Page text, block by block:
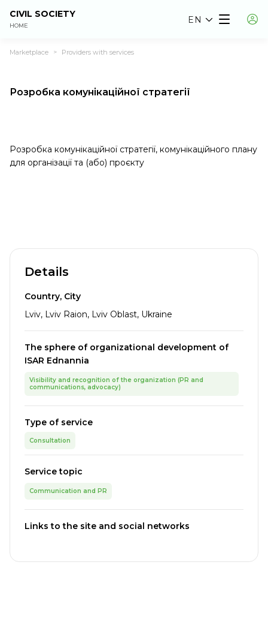
CIVIL SOCIETY
HOME
EN
Marketplace > Providers with services
Розробка комунікаційної стратегії
Розробка комунікаційної стратегії, комунікаційного плану
для організації та (або) проєкту
Details
Country, City
Lviv, Lviv Raion, Lviv Oblast, Ukraine
The sphere of organizational development of
ISAR Ednannia
Visibility and recognition of the organization (PR and
communications, advocacy)
Type of service
Consultation
Service topic
Communication and PR
Links to the site and social networks